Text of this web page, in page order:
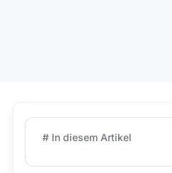
# In diesem Artikel